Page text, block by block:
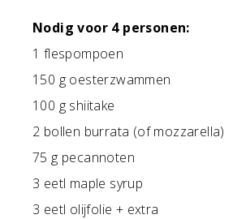
Nodig voor 4 personen:
1 flespompoen
150 g oesterzwammen
100 g shiitake
2 bollen burrata (of mozzarella)
75 g pecannoten
3 eetl maple syrup
3 eetl olijfolie + extra